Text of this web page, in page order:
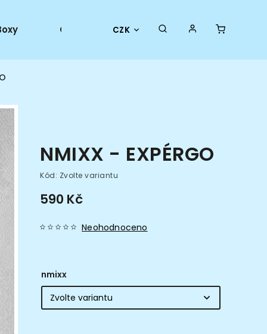
CZK
Collector goods Oficiální merch
NMIXX - EXPÉRGO
Kód: Zvolte variantu
590 Kč
Neohodnoceno
nmixx